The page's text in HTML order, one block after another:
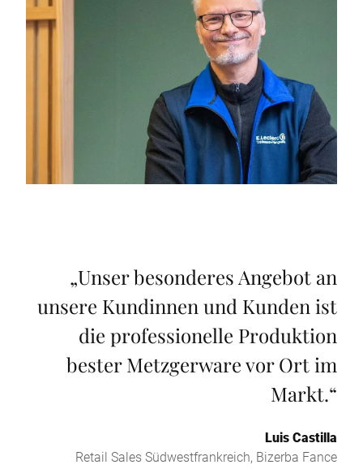
„Unser besonderes Angebot an
unsere Kundinnen und Kunden ist
die professionelle Produktion
bester Metzgerware vor Ort im
Markt.“
Luis Castilla
Retail Sales Südwestfrankreich, Bizerba Fance